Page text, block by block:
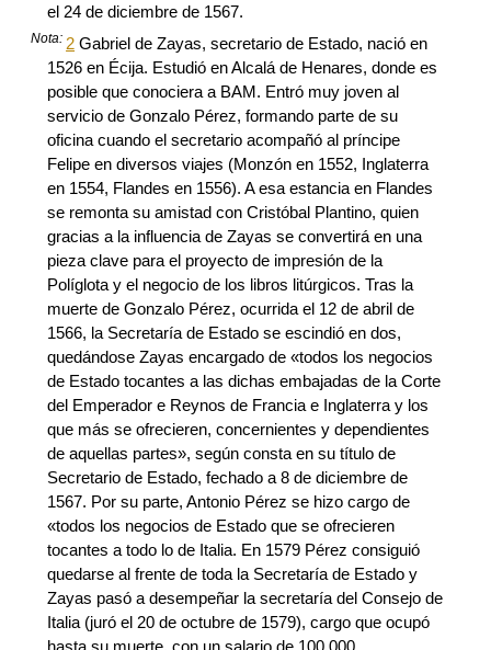
el 24 de diciembre de 1567.
Nota: 2 Gabriel de Zayas, secretario de Estado, nació en
1526 en Écija. Estudió en Alcalá de Henares, donde es
posible que conociera a BAM. Entró muy joven al
servicio de Gonzalo Pérez, formando parte de su
oficina cuando el secretario acompañó al príncipe
Felipe en diversos viajes (Monzón en 1552, Inglaterra
en 1554, Flandes en 1556). A esa estancia en Flandes
se remonta su amistad con Cristóbal Plantino, quien
gracias a la influencia de Zayas se convertirá en una
pieza clave para el proyecto de impresión de la
Políglota y el negocio de los libros litúrgicos. Tras la
muerte de Gonzalo Pérez, ocurrida el 12 de abril de
1566, la Secretaría de Estado se escindió en dos,
quedándose Zayas encargado de «todos los negocios
de Estado tocantes a las dichas embajadas de la Corte
del Emperador e Reynos de Francia e Inglaterra y los
que más se ofrecieren, concernientes y dependientes
de aquellas partes», según consta en su título de
Secretario de Estado, fechado a 8 de diciembre de
1567. Por su parte, Antonio Pérez se hizo cargo de
«todos los negocios de Estado que se ofrecieren
tocantes a todo lo de Italia. En 1579 Pérez consiguió
quedarse al frente de toda la Secretaría de Estado y
Zayas pasó a desempeñar la secretaría del Consejo de
Italia (juró el 20 de octubre de 1579), cargo que ocupó